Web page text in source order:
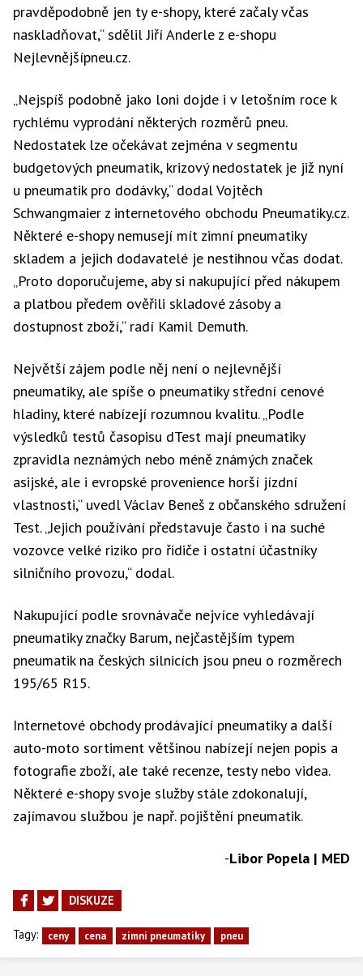
pravděpodobně jen ty e-shopy, které začaly včas
naskladňovat,“ sdělil Jiří Anderle z e-shopu
Nejlevnějšípneu.cz.
„Nejspíš podobně jako loni dojde i v letošním roce k
rychlému vyprodání některých rozměrů pneu.
Nedostatek lze očekávat zejména v segmentu
budgetových pneumatik, krizový nedostatek je již nyní
u pneumatik pro dodávky,“ dodal Vojtěch
Schwangmaier z internetového obchodu Pneumatiky.cz.
Některé e-shopy nemusejí mít zimní pneumatiky
skladem a jejich dodavatelé je nestihnou včas dodat.
„Proto doporučujeme, aby si nakupující před nákupem
a platbou předem ověřili skladové zásoby a
dostupnost zboží,“ radí Kamil Demuth.
Největší zájem podle něj není o nejlevnější
pneumatiky, ale spíše o pneumatiky střední cenové
hladiny, které nabízejí rozumnou kvalitu. „Podle
výsledků testů časopisu dTest mají pneumatiky
zpravidla neznámých nebo méně známých značek
asijské, ale i evropské provenience horší jízdní
vlastnosti,“ uvedl Václav Beneš z občanského sdružení
Test. „Jejich používání představuje často i na suché
vozovce velké riziko pro řidiče i ostatní účastníky
silničního provozu,“ dodal.
Nakupující podle srovnávače nejvíce vyhledávají
pneumatiky značky Barum, nejčastějším typem
pneumatik na českých silnicích jsou pneu o rozměrech
195/65 R15.
Internetové obchody prodávající pneumatiky a další
auto-moto sortiment většinou nabízejí nejen popis a
fotografie zboží, ale také recenze, testy nebo videa.
Některé e-shopy svoje služby stále zdokonalují,
zajímavou službou je např. pojištění pneumatik.
-Libor Popela | MED
DISKUZE
Tagy: ceny cena zimni pneumatiky pneu